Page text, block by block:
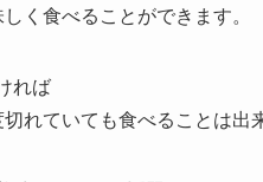
ていますので食べないよう